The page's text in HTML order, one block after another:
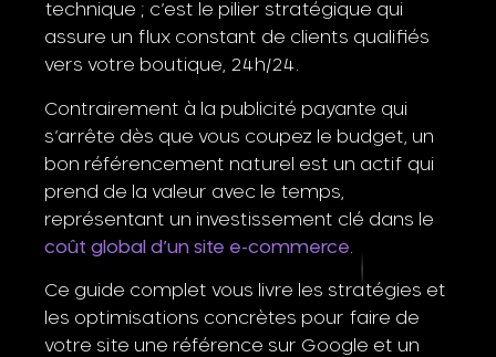
technique ; c’est le pilier stratégique qui
assure un flux constant de clients qualifiés
vers votre boutique, 24h/24.
Contrairement à la publicité payante qui
s’arrête dès que vous coupez le budget, un
bon référencement naturel est un actif qui
prend de la valeur avec le temps,
représentant un investissement clé dans le
coût global d’un site e-commerce
Ce guide complet vous livre les stratégies et
les optimisations concrètes pour faire de
votre site une référence sur Google et un